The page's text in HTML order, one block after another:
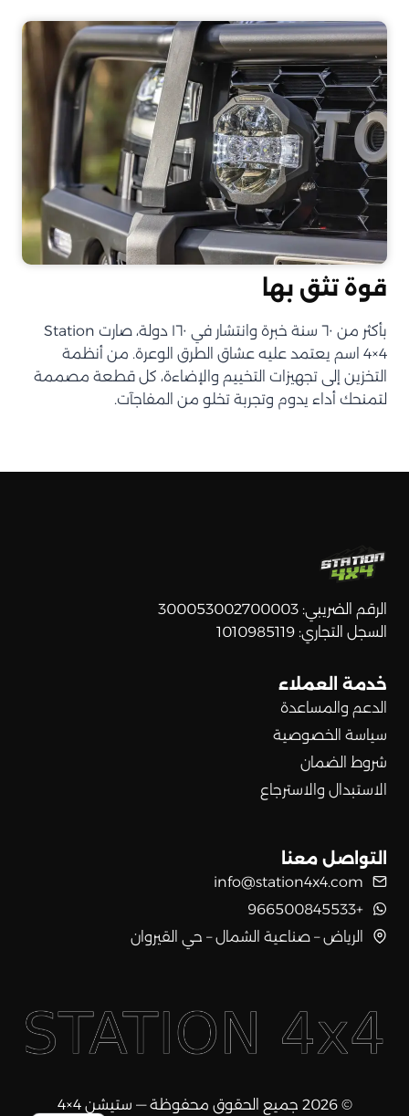
قوة تثق بها
بأكثر من ٦٠ سنة خبرة وانتشار في ١٦٠ دولة، صارت Station
4×4 اسم يعتمد عليه عشاق الطرق الوعرة. من أنظمة
التخزين إلى تجهيزات التخييم والإضاءة، كل قطعة مصممة
لتمنحك أداء يدوم وتجربة تخلو من المفاجآت.
الرقم الضريبي: 300053002700003
السجل التجاري: 1010985119
خدمة العملاء
الدعم والمساعدة
سياسة الخصوصية
شروط الضمان
الاستبدال والاسترجاع
التواصل معنا
info@station4x4.com
+966500845533
الرياض – صناعية الشمال – حي القيروان
© 2026 جميع الحقوق محفوظة — ستيشن 4×4